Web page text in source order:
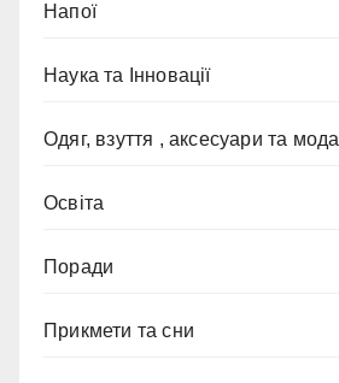
Напої
Наука та Інновації
Одяг, взуття , аксесуари та мода
Освіта
Поради
Прикмети та сни